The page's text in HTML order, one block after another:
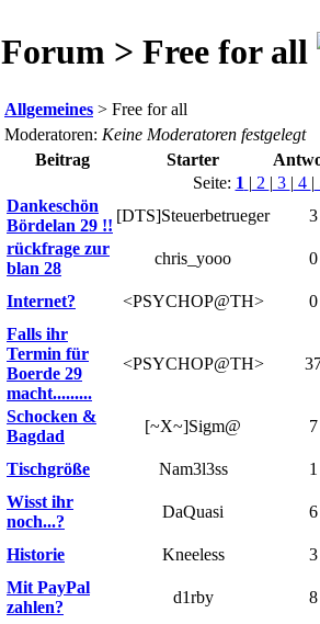
Forum > Free for all
Allgemeines > Free for all
Moderatoren: Keine Moderatoren festgelegt
Beitrag
Starter
Seite: 1 | 2 | 3 | 4 |
Dankeschön
Bördelan 29 !!
[DTS]Steuerbetrueger
3
rückfrage zur
blan 28
chris_yooo 0
Internet? <PSYCHOP@TH>
0
Falls ihr
Termin für
Boerde 29
macht.........
<PSYCHOP@TH>
Schocken &
Bagdad
[~X~]Sigm@ 7
Tischgröße Nam3l3ss
1
Wisst ihr
noch...?
DaQuasi 6
Historie Kneeless
3
Mit PayPal
zahlen?
d1rby 8